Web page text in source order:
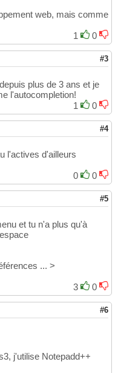
web, mais comme
1
0
#3
plus de 3 ans et je
l'autocompletion!
1
0
#4
l'actives d'ailleurs
0
0
#5
et tu n'a plus qu'à
... >
3
0
#6
j'utilise Notepadd++